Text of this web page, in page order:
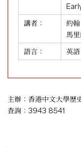
講者：
約
馬
語言：
英語
主辦：香港中文大學歷
查詢：3943 8541